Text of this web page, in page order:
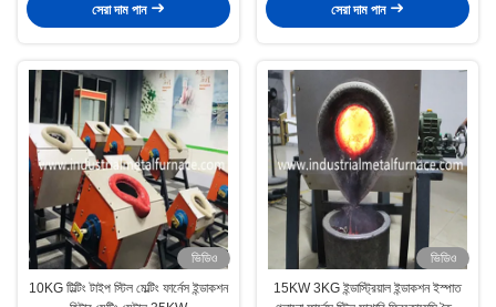
সেরা দাম পান
সেরা দাম পান
ভিডিও
10KG টিল্টিং টাইপ স্টিল মেল্টিং ফার্নেস ইন্ডাকশন
ভিডিও
15KW 3KG ইন্ডাস্ট্রিয়াল ইন্ডাকশন ইস্পাত